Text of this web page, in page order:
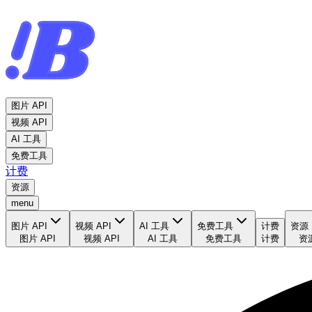
图片 API
视频 API
AI 工具
免费工具
计费
资源
menu
图片 API
图片 API
视频 API
视频 API
AI 工具
AI 工具
免费工具
免费工具
计费
计费
资源
资